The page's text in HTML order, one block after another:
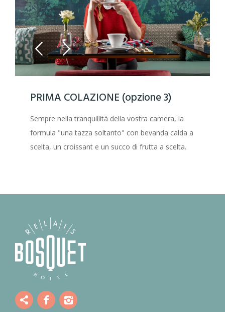
PRIMA COLAZIONE (opzione 3)
Sempre nella tranquillità della vostra camera, la
formula "una tazza soltanto" con bevanda calda a
scelta, un croissant e un succo di frutta a scelta.